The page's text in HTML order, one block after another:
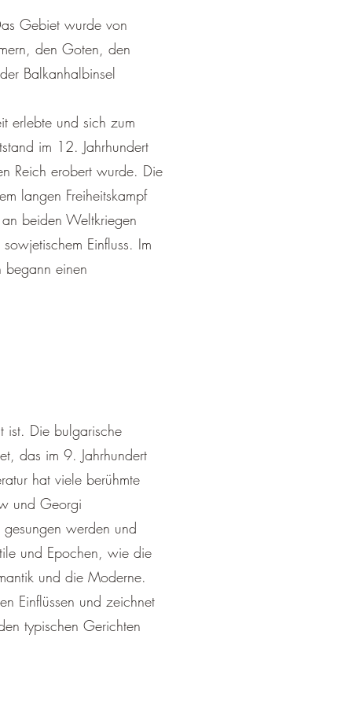
Gebiet wurde von
den Goten, den
Balkanhalbinsel
erlebte und sich zum
im 12. Jahrhundert
Reich erobert wurde. Die
langen Freiheitskampf
beiden Weltkriegen
Einfluss. Im
begann einen
ist. Die bulgarische
das im 9. Jahrhundert
hat viele berühmte
und Georgi
werden und
und Epochen, wie die
und die Moderne.
Einflüssen und zeichnet
typischen Gerichten